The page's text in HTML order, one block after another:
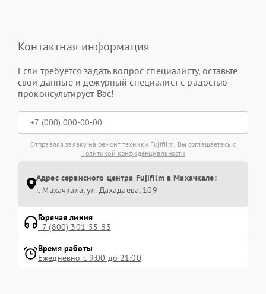
Контактная информация
Если требуется задать вопрос специалисту, оставьте
свои данные и дежурный специалист с радостью
проконсультирует Вас!
Отправляя заявку на ремонт техники Fujifilm, Вы соглашаетесь с
Политикой конфиденциальности
Адрес сервисного центра Fujifilm в Махачкале:
г. Махачкала, ул. Дахадаева, 109
Горячая линия
+7 (800) 301-55-83
Время работы
Ежедневно с 9:00 до 21:00